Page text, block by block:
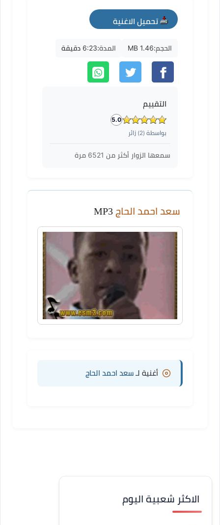
تحميل الاغنية
mp3
الحجم:1.46 MB المدة:6:23 دقيقة
التقييم
5.0
بواسطة (2) زائر
سمعها الزوار أكثر من 6521 مرة
سعد احمد الحاج
أغنية لـ سعد احمد الحاج
الاكثر شعبية اليوم